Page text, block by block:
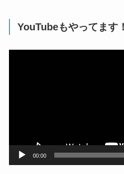
YouTubeもやってます！
00:00